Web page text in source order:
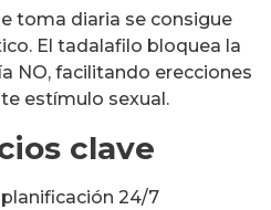
toma diaria se consigue
El tadalafilo bloquea la
NO, facilitando erecciones
estímulo sexual.
clave
planificación 24/7